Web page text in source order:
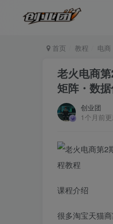
首页 教程 电商
老火电商
矩阵・数
创业团
1个月前
课程介绍
很多淘宝天猫